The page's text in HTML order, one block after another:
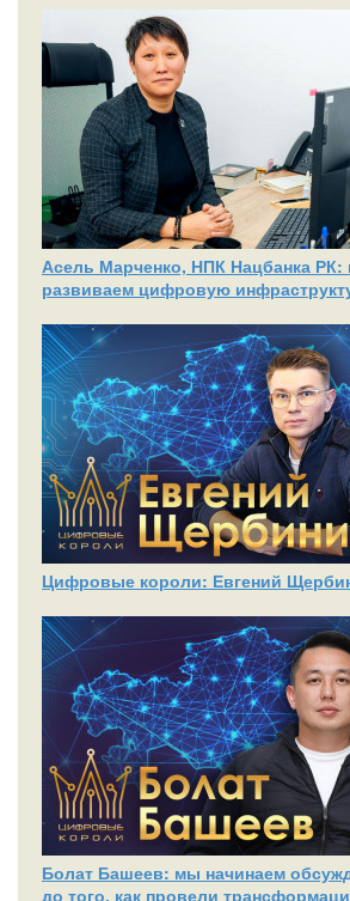
Асель Марченко, НПК Нацбанка РК:
развиваем цифровую
Цифровые короли: Евгений
Болат Башеев: мы начинаем
до того, как провели